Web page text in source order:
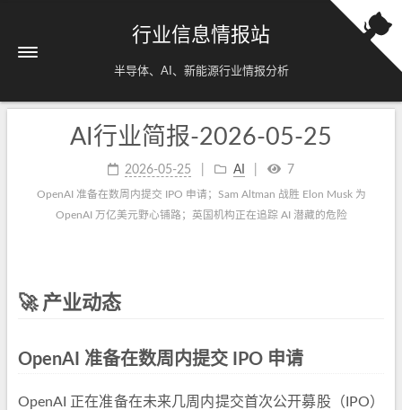
行业信息情报站
半导体、AI、新能源行业情报分析
AI行业简报-2026-05-25
2026-05-25 AI 7
OpenAI 准备在数周内提交 IPO 申请；Sam Altman 战胜 Elon Musk 为
OpenAI 万亿美元野心铺路；英国机构正在追踪 AI 潜藏的危险
🚀 产业动态
OpenAI 准备在数周内提交 IPO 申请
OpenAI 正在准备在未来几周内提交首次公开募股（IPO）